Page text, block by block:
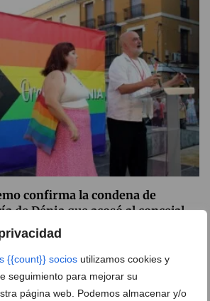
{{count}} socios utilizamos cookies y
seguimiento para mejorar su
página web. Podemos almacenar y/o
confirma la condena de
de Dénia que acosó al concejal